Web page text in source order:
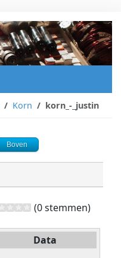
Korn korn_-_justin
Boven
(0 stemmen)
Data